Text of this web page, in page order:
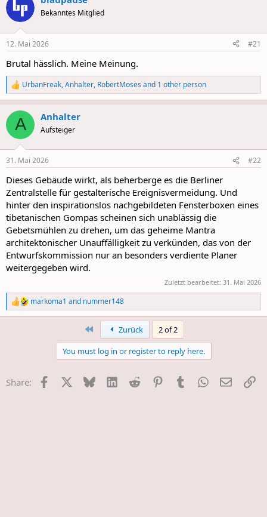
t
i
s
Bekanntes Mitglied
12. Mai 2026 #21
Brutal hässlich. Meine Meinung.
R
e
a
c
i
s
UrbanFreak,Anhalter, RobertMoses and 1 other person
A Anhalter
Aufsteiger
31. Mai 2026 #22
Dieses Gebäude wirkt, als beherberge es die Berliner
Zentralstelle für gestalterische Ereignisvermeidung. Und
hinter den inspirationslos nachgebildeten Fensterboxen eines
tibetanischen Gompas scheinen sich unablässig die
Gebetsmühlen zu drehen, um das geheime Mantra
architektonischer Unauffälligkeit zu verkünden, das von der
Entwurfskommission nur an besonders verdiente Planer
weitergegeben wird.
Zuletzt bearbeitet: 31. Mai 2026
R
e
s
markoma1 and nummer148
Zurück
2 of 2
You must log in or register to reply here.
Share: Facebook Bluesky LinkedInReddit PinterestTumblrWhatsApp
E-Mail